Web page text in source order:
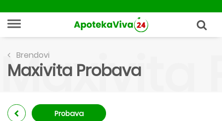
Brendovi
Maxivita Probava
Maxivita
Probava